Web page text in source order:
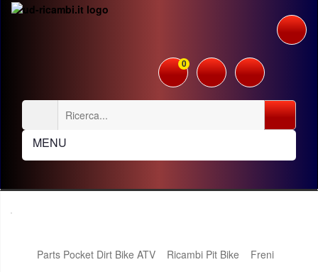
0
MENU
Parts Pocket Dirt Bike ATV Ricambi Pit Bike Freni